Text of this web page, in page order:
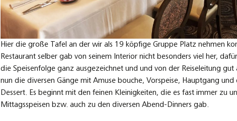
Hier die große Tafel an der wir als 19 köpfige Gruppe Platz nehmen
Restaurant selber gab von seinem Interior nicht besonders viel her,
die Speisenfolge ganz ausgezeichnet und und von der Reiseleitung gut
nun die diversen Gänge mit Amuse bouche, Vorspeise, Hauptgang und
Dessert. Es beginnt mit den feinen Kleinigkeiten, die es fast immer zu
Mittagsspeisen bzw. auch zu den diversen Abend-Dinners gab.